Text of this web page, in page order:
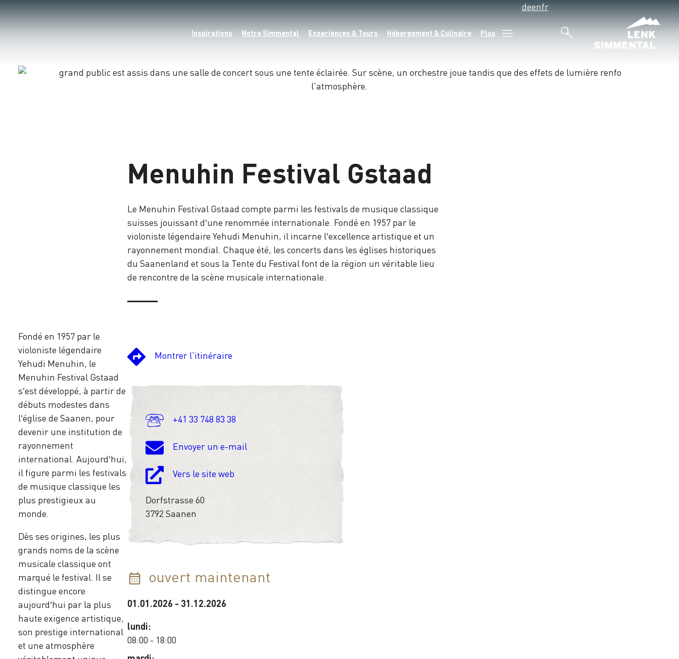
Inspirations Notre Simmental Experiences & Tours Hébergement & Culinaire Plus
deenfr
Menuhin Festival Gstaad
Le Menuhin Festival Gstaad compte parmi les festivals de musique classique
suisses jouissant d’une renommée internationale. Fondé en 1957 par le
violoniste légendaire Yehudi Menuhin, il incarne l’excellence artistique et un
rayonnement mondial. Chaque été, les concerts dans les églises historiques
du Saanenland et sous la Tente du Festival font de la région un véritable lieu
de rencontre de la scène musicale internationale.
Fondé en 1957 par le
violoniste légendaire
Yehudi Menuhin, le
Menuhin Festival Gstaad
s’est développé, à partir de
débuts modestes dans
l’église de Saanen, pour
devenir une institution de
rayonnement
international. Aujourd’hui,
il figure parmi les festivals
de musique classique les
plus prestigieux au
monde.
Dès ses origines, les plus
grands noms de la scène
musicale classique ont
marqué le festival. Il se
distingue encore
aujourd’hui par la plus
haute exigence artistique,
son prestige international
et une atmosphère
Montrer l'itinéraire
+41 33 748 83 38
Envoyer un e-mail
Vers le site web
Dorfstrasse 60
3792 Saanen
ouvert maintenant
01.01.2026 - 31.12.2026
lundi:
08:00 - 18:00